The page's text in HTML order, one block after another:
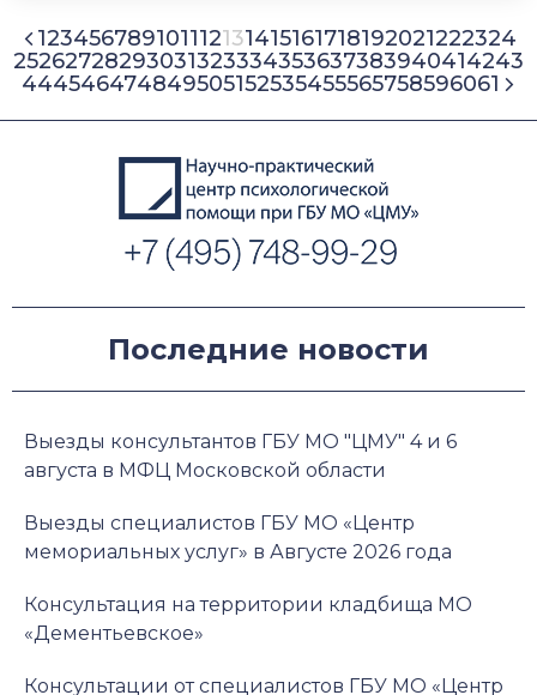
123456789101112131415161718192021222324
25262728293031323334353637383940414243
444546474849505152535455565758596061
Последние новости
Выезды консультантов ГБУ МО "ЦМУ" 4 и 6
августа в МФЦ Московской области
Выезды специалистов ГБУ МО «Центр
мемориальных услуг» в Августе 2026 года
Консультация на территории кладбища МО
«Дементьевское»
Консультации от специалистов ГБУ МО «Центр